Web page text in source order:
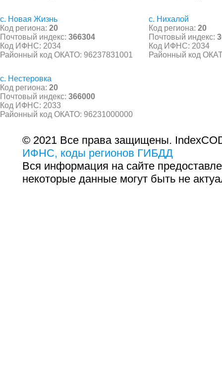
с. Новая Жизнь
Код региона: 20
Почтовый индекс: 366304
Код ИФНС: 2034
Районный код ОКАТО: 96237831001
с. Нихалой
Код региона: 20
Почтовый индекс:
Код ИФНС: 2034
Районный код
с. Нестеровка
Код региона: 20
Почтовый индекс: 366000
Код ИФНС: 2033
Районный код ОКАТО: 96231000000
© 2021 Все права защищены.
ИФНС, коды регионов ГИБДД
Вся информация на сайте
некоторые данные могут быть не